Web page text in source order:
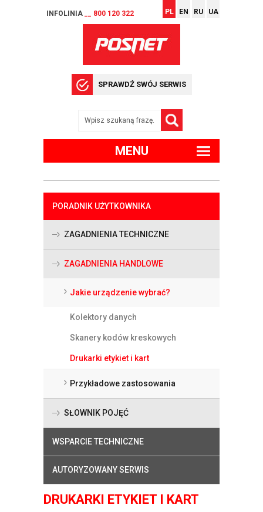
INFOLINIA __ 800 120 322 PL EN RU UA
SPRAWDŹ SWÓJ SERWIS
MENU
PORADNIK UŻYTKOWNIKA
ZAGADNIENIA TECHNICZNE
ZAGADNIENIA HANDLOWE
Jakie urządzenie wybrać?
Kolektory danych
Skanery kodów kreskowych
Drukarki etykiet i kart
Przykładowe zastosowania
SŁOWNIK POJĘĆ
WSPARCIE TECHNICZNE
AUTORYZOWANY SERWIS
DRUKARKI ETYKIET I KART